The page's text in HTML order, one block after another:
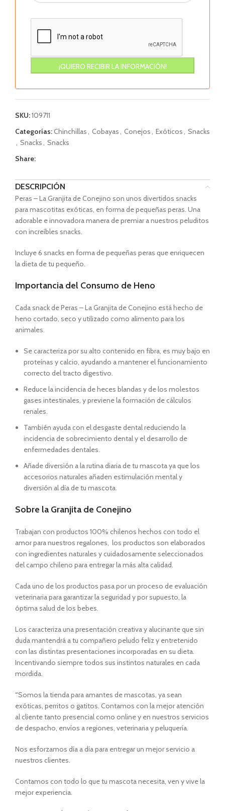
SKU:109711
Categorías:Chinchillas, Cobayas, Conejos, Exóticos, Snacks
, Snacks, Snacks
Share:
DESCRIPCIÓN
Peras – La Granjita de Conejino son unos divertidos snacks
para mascotitas exóticas, en forma de pequeñas peras. Una
adorable e innovadora manera de premiar a nuestros peluditos
con increíbles snacks.
Incluye 6 snacks en forma de pequeñas peras que enriquecen
la dieta de tu pequeño.
Importancia del Consumo de Heno
Cada snack de Peras – La Granjita de Conejino está hecho de
heno cortado, seco y utilizado como alimento para los
animales.
Se caracteriza por su alto contenido en fibra, es muy bajo en
proteínas y calcio, ayudando a mantener el funcionamiento
correcto del tracto digestivo.
Reduce la incidencia de heces blandas y de los molestos
gases intestinales, y previene la formación de cálculos
renales.
También ayuda con el desgaste dental reduciendo la
incidencia de sobrecimiento dental y el desarrollo de
enfermedades dentales.
Añade diversión a la rutina diaria de tu mascota ya que los
accesorios naturales añaden estimulación mental y
diversión al día de tu mascota.
Sobre la Granjita de Conejino
Trabajan con productos 100% chilenos hechos con todo el
amor para nuestros regalones, los productos son elaborados
con ingredientes naturales y cuidadosamente seleccionados
del campo chileno para entregar la más alta calidad.
Cada uno de los productos pasa por un proceso de evaluación
veterinaria para garantizar la seguridad y por supuesto, la
óptima salud de los bebes.
Los caracteriza una presentación creativa y alucinante que sin
duda mantendrá a tu compañero peludo feliz y entretenido
con las distintas presentaciones incorporadas en su dieta.
Incentivando siempre todos sus instintos naturales en cada
mordida.
“Somos la tienda para amantes de mascotas, ya sean
exóticas, perritos o gatitos. Contamos con la mejor atención
al cliente tanto presencial como online y en nuestros servicios
de despacho, envíos a regiones, veterinaria y peluquería.
Nos esforzamos día a día para entregar un mejor servicio a
nuestros clientes.
Contamos con todo lo que tu mascota necesita, ven y vive la
mejor experiencia.